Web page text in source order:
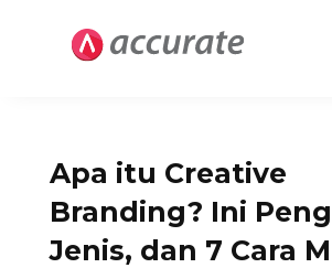
Apa itu Creative
Branding? Ini
Jenis, dan 7 Cara